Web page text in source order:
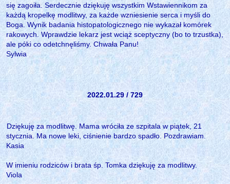
się zagoiła. Serdecznie dziękuję wszystkim Wstawiennikom za
każdą kropelkę modlitwy, za każde wzniesienie serca i myśli do
Boga. Wynik badania histopatologicznego nie wykazał komórek
rakowych. Wprawdzie lekarz jest wciąż sceptyczny (bo to trzustka),
ale póki co odetchnęliśmy. Chwała Panu!
Sylwia
2022.01.29 / 729
Dziękuję za modlitwę. Mama wróciła ze szpitala w piątek, 21
stycznia. Ma nowe leki, ciśnienie bardzo spadło. Pozdrawiam.
Kasia
W imieniu rodziców i brata śp. Tomka dziękuję za modlitwy.
Viola